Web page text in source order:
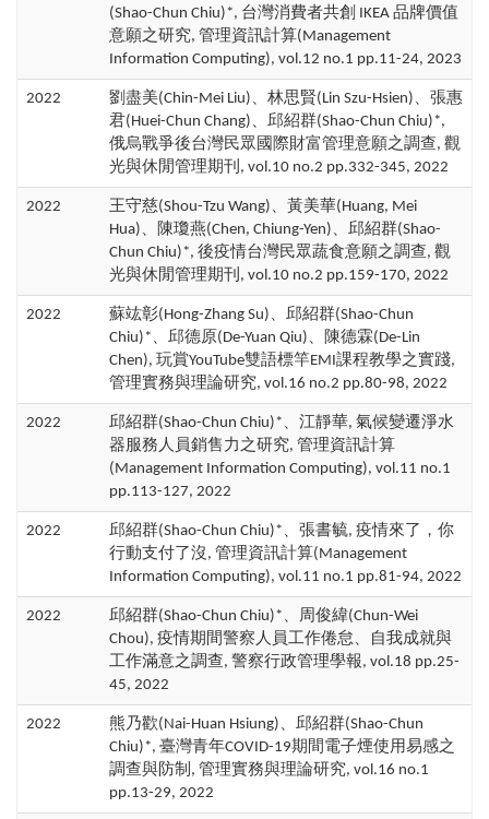
(Shao-Chun Chiu)*, 台灣消費者共創 IKEA 品牌價值
意願之研究, 管理資訊計算(Management
Information Computing), vol.12 no.1 pp.11-24, 2023
2022
劉盡美(Chin-Mei Liu)、林思賢(Lin Szu-Hsien)、張惠
君(Huei-Chun Chang)、邱紹群(Shao-Chun Chiu)*,
俄烏戰爭後台灣民眾國際財富管理意願之調查, 觀
光與休閒管理期刊, vol.10 no.2 pp.332-345, 2022
2022
王守慈(Shou-Tzu Wang)、黃美華(Huang, Mei
Hua)、陳瓊燕(Chen, Chiung-Yen)、邱紹群(Shao-
Chun Chiu)*, 後疫情台灣民眾蔬食意願之調查, 觀
光與休閒管理期刊, vol.10 no.2 pp.159-170, 2022
2022
蘇竑彰(Hong-Zhang Su)、邱紹群(Shao-Chun
Chiu)*、邱德原(De-Yuan Qiu)、陳德霖(De-Lin
Chen), 玩賞YouTube雙語標竿EMI課程教學之實踐,
管理實務與理論研究, vol.16 no.2 pp.80-98, 2022
2022
邱紹群(Shao-Chun Chiu)*、江靜華, 氣候變遷淨水
器服務人員銷售力之研究, 管理資訊計算
(Management Information Computing), vol.11 no.1
pp.113-127, 2022
2022
邱紹群(Shao-Chun Chiu)*、張書毓, 疫情來了，你
行動支付了沒, 管理資訊計算(Management
Information Computing), vol.11 no.1 pp.81-94, 2022
2022
邱紹群(Shao-Chun Chiu)*、周俊緯(Chun-Wei
Chou), 疫情期間警察人員工作倦怠、自我成就與
工作滿意之調查, 警察行政管理學報, vol.18 pp.25-
45, 2022
2022
熊乃歡(Nai-Huan Hsiung)、邱紹群(Shao-Chun
Chiu)*, 臺灣青年COVID-19期間電子煙使用易感之
調查與防制, 管理實務與理論研究, vol.16 no.1
pp.13-29, 2022